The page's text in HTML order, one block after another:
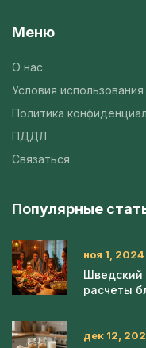
Меню
О нас
Условия использования
Политика
ПДДЛ
Связаться
Популярные
ноя 1, 2024
Шведский
расчеты
дек 12,